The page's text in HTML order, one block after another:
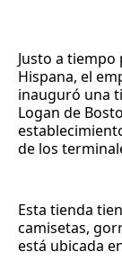
Justo a tiempo
Hispana, el
inauguró una
Logan de
de los
Esta tienda
camisetas,
está ubicada